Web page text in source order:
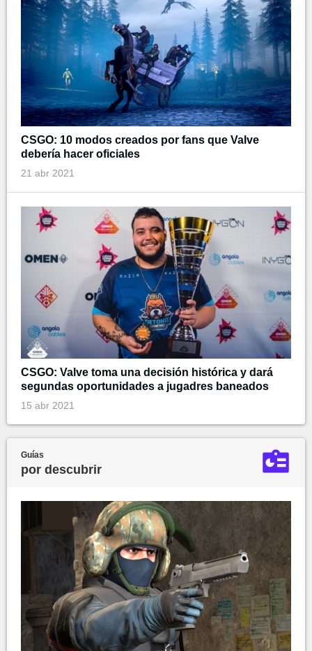
CSGO: 10 modos creados por fans que Valve
debería hacer oficiales
21 abr 2021
CSGO: Valve toma una decisión histórica y dará
segundas oportunidades a jugadres baneados
15 abr 2021
Guías
por descubrir